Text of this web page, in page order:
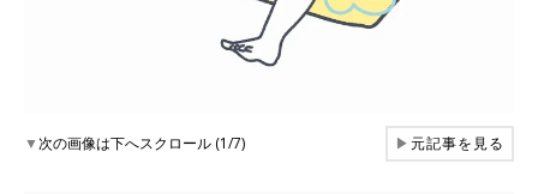
▼次の画像は下へスクロール (1/7) ▶元記事を見る